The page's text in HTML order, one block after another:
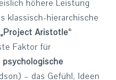
höhere Leistung
klassisch-hierarchische
„Project Aristotle“
Faktor für
psychologische
– das Gefühl, Ideen